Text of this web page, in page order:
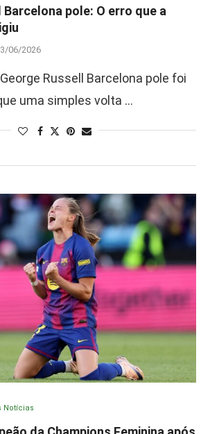
pole: O erro que a
06/2026
Russell Barcelona pole foi
uma simples volta …
Notícias